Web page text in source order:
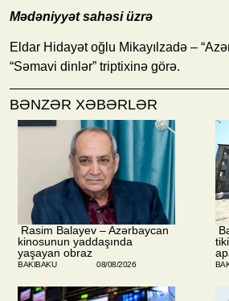
Mədəniyyət sahəsi üzrə
Eldar Hidayət oğlu Mikayılzadə –
“Səmavi dinlər” triptixinə görə.
BƏNZƏR XƏBƏRLƏR
​ Rasim Balayev – Azərbaycan
kinosunun yaddaşında
yaşayan obraz
BAKIBAKU 08/08/2026